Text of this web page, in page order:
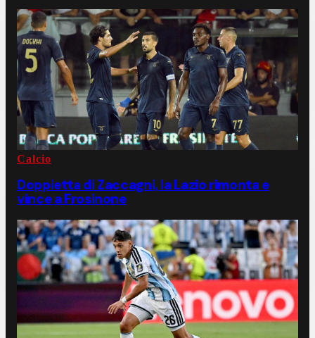
Calcio
Doppietta di Zaccagni, la Lazio rimonta e
vince a Frosinone